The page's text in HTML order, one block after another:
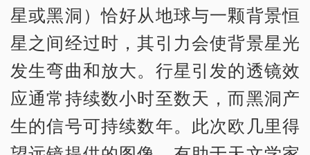
星或黑洞）恰好从地球与一颗背景恒
星之间经过时，其引力会使背景星光
发生弯曲和放大。行星引发的透镜效
应通常持续数小时至数天，而黑洞产
生的信号可持续数年。此次欧几里得